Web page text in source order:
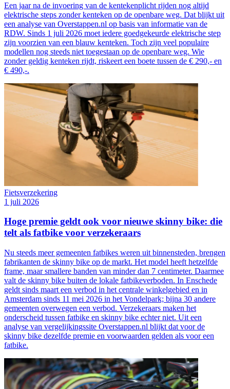
Een jaar na de invoering van de kentekenplicht rijden nog altijd
elektrische steps zonder kenteken op de openbare weg. Dat blijkt uit
een analyse van Overstappen.nl op basis van informatie van de
RDW. Sinds 1 juli 2026 moet iedere goedgekeurde elektrische step
zijn voorzien van een blauw kenteken. Toch zijn veel populaire
modellen nog steeds niet toegestaan op de openbare weg. Wie
zonder geldig kenteken rijdt, riskeert een boete tussen de € 290,- en
€ 490,-.
Fietsverzekering
1 juli 2026
Hoge premie geldt ook voor nieuwe skinny bike: die
telt als fatbike voor verzekeraars
Nu steeds meer gemeenten fatbikes weren uit binnensteden, brengen
fabrikanten de skinny bike op de markt. Het model heeft hetzelfde
frame, maar smallere banden van minder dan 7 centimeter. Daarmee
valt de skinny bike buiten de lokale fatbikeverboden. In Enschede
geldt sinds maart een verbod in het centrale winkelgebied en in
Amsterdam sinds 11 mei 2026 in het Vondelpark; bijna 30 andere
gemeenten overwegen een verbod. Verzekeraars maken het
onderscheid tussen fatbike en skinny bike echter niet. Uit een
analyse van vergelijkingssite Overstappen.nl blijkt dat voor de
skinny bike dezelfde premie en voorwaarden gelden als voor een
fatbike.